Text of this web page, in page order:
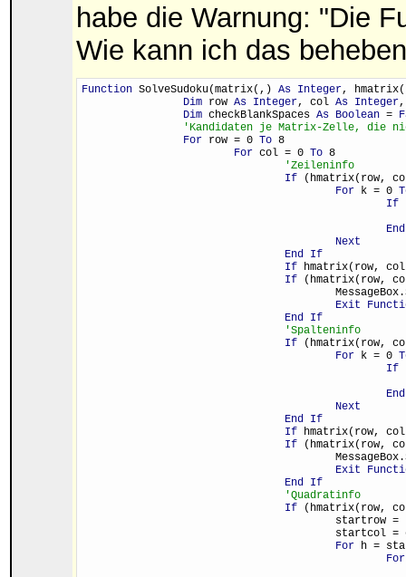
habe die Warnung: "Die
Wie kann ich das
Function SolveSudoku(matrix(,) As Integer,
Dim row As Integer, col As Integer,
Dim checkBlankSpaces As Boolean =
'Kandidaten je Matrix-Zelle, die
For row = 0 To 8
For col = 0 To 8
'Zeileninfo
If (hmatrix(row,
For k = 0
If
Next
End If
If hmatrix(row,
If (hmatrix(row,
Exit
End If
'Spalteninfo
If (hmatrix(row,
For k = 0
If
Next
End If
If hmatrix(row,
If (hmatrix(row,
Exit
End If
'Quadratinfo
If (hmatrix(row,
For h =
For